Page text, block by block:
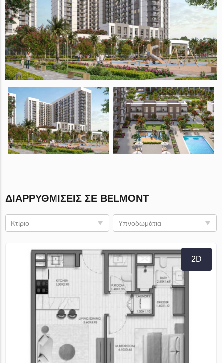
ΔΙΑΡΡΥΘΜΊΣΕΙΣ ΣΕ BELMONT
Κτίριο Υπνοδωμάτια
2D